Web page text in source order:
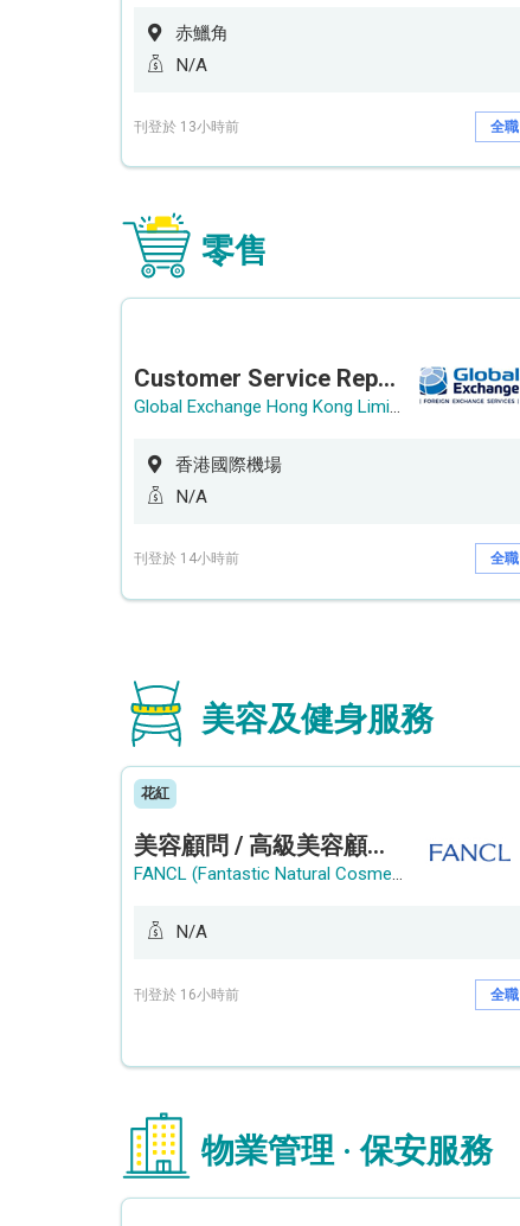
赤鱲角
N/A
刊登於 13小時前 全職
零售
Customer Service Representative (Airport)
Global Exchange Hong Kong Limited
香港國際機場
N/A
刊登於 14小時前 全職
美容及健身服務
花紅
美容顧問 / 高級美容顧問 (Beauty Consultant / Senior Beauty Consultant)
FANCL (Fantastic Natural Cosmetics Limited)
N/A
刊登於 16小時前 全職
物業管理 · 保安服務